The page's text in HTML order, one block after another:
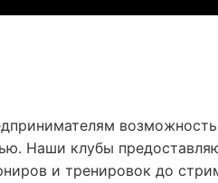
Наши клубы
и тренировок до